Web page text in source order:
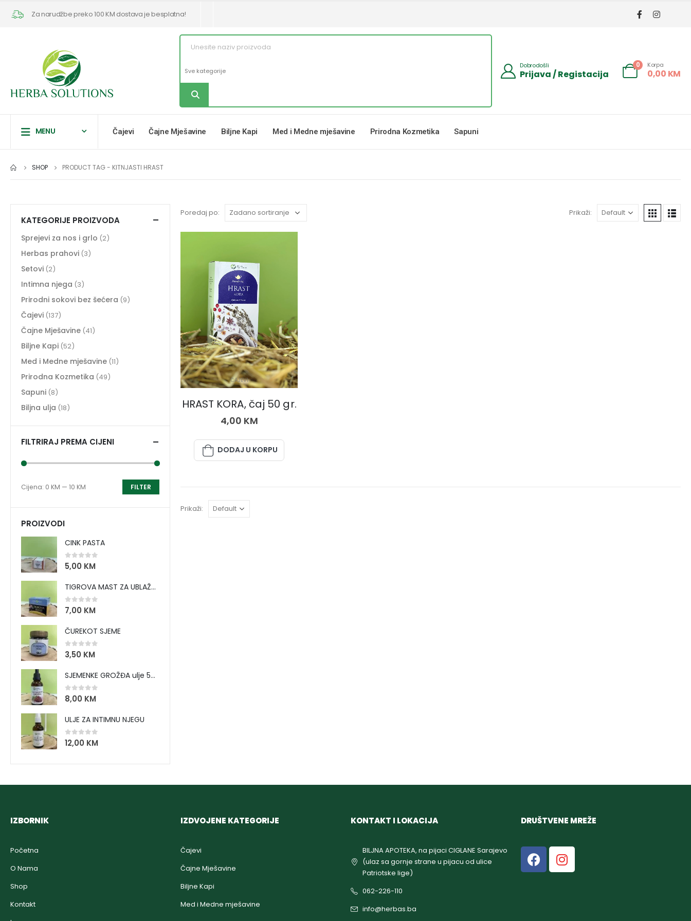
Za narudžbe preko 100 KM dostava je besplatna!
Dobrodošli
Prijava / Registacija
0 Korpa
0,00 KM
MENU Čajevi Čajne Mješavine Biljne Kapi Med i Medne mješavine Prirodna Kozmetika Sapuni
SHOP PRODUCT TAG - KITNJASTI HRAST
Poredaj po: Prikaži:
ČAJEVI
HRAST KORA, čaj 50 gr.
4,00 KM
DODAJ U KORPU
Prikaži:
KATEGORIJE PROIZVODA
Sprejevi za nos i grlo (2)
Herbas prahovi (3)
Setovi (2)
Intimna njega (3)
Prirodni sokovi bez šećera (9)
Čajevi (137)
Čajne Mješavine (41)
Biljne Kapi (52)
Med i Medne mješavine (11)
Prirodna Kozmetika (49)
Sapuni (8)
Biljna ulja (18)
FILTRIRAJ PREMA CIJENI
FILTER
Cijena: 0 KM — 10 KM
PROIZVODI
CINK PASTA
0 out of 5
5,00 KM
TIGROVA MAST ZA UBLAŽAVANJE BOLOVA I ZAGRIJAVANJE MIŠIĆA
0 out of 5
7,00 KM
ČUREKOT SJEME
0 out of 5
3,50 KM
SJEMENKE GROŽĐA ulje 50 ml
0 out of 5
8,00 KM
ULJE ZA INTIMNU NJEGU
0out of 5
12,00 KM
IZBORNIK
Početna
O Nama
Shop
Kontakt
IZDVOJENE KATEGORIJE
Čajevi
Čajne Mješavine
Biljne Kapi
Med i Medne mješavine
KONTAKT I LOKACIJA
BILJNA APOTEKA, na pijaci CIGLANE Sarajevo
(ulaz sa gornje strane u pijacu od ulice
Patriotske lige)
062-226-110
info@herbas.ba
DRUŠTVENE MREŽE